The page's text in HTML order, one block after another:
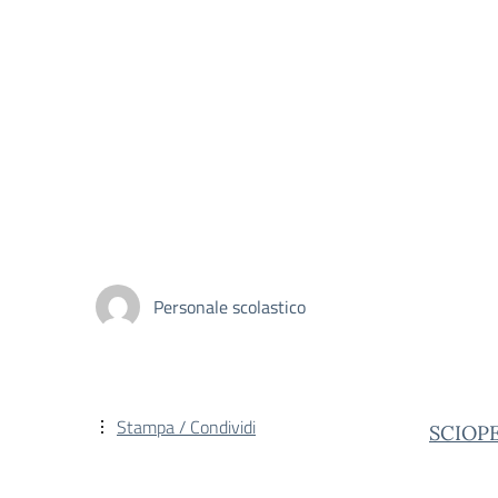
Personale scolastico
Stampa / Condividi